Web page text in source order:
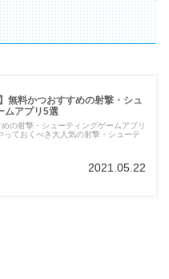
無料かつおすすめの射撃・シュ
ムアプリ5選
めの射撃・シューティングゲームアプリ
っておくべき大人気の射撃・シューテ
2021.05.22